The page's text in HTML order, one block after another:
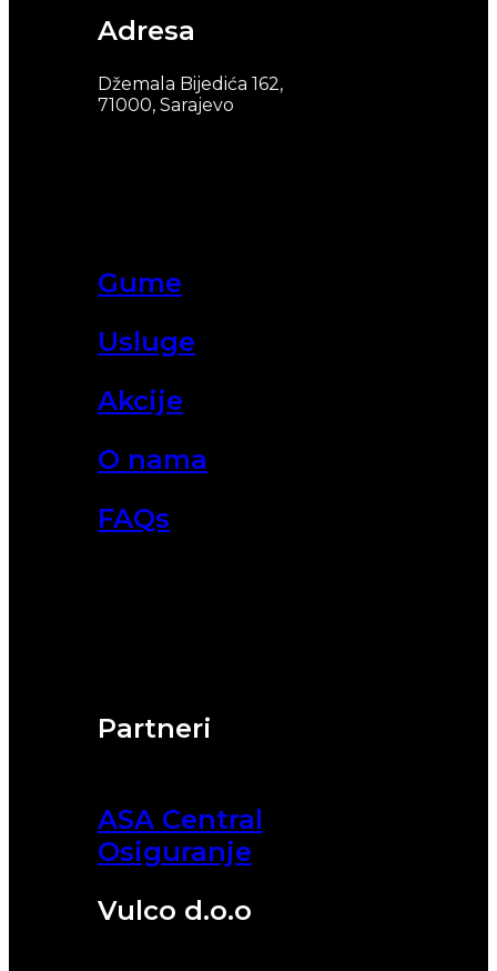
Partneri
ASA Central
Osiguranje
Vulco d.o.o
Gume
Usluge
Akcije
O nama
FAQs
Adresa
Džemala Bijedića 162,
71000, Sarajevo